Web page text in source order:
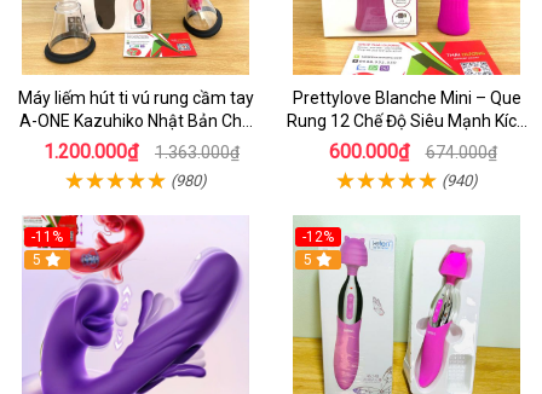
Máy liếm hút ti vú rung cầm tay
A-ONE Kazuhiko Nhật Bản Cho
Nữ massage
1.200.000₫ 1.363.000₫
(980)
Prettylove Blanche Mini – Que
Rung 12 Chế Độ Siêu Mạnh Kích
Thích Điểm G Đê Mê
600.000₫ 674.000₫
(940)
-11%
5
-12%
5